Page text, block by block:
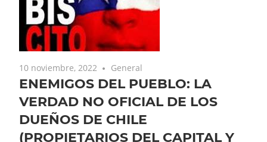
10 noviembre, 2022 General
ENEMIGOS DEL PUEBLO: LA
VERDAD NO OFICIAL DE LOS
DUEÑOS DE CHILE
(PROPIETARIOS DEL CAPITAL Y